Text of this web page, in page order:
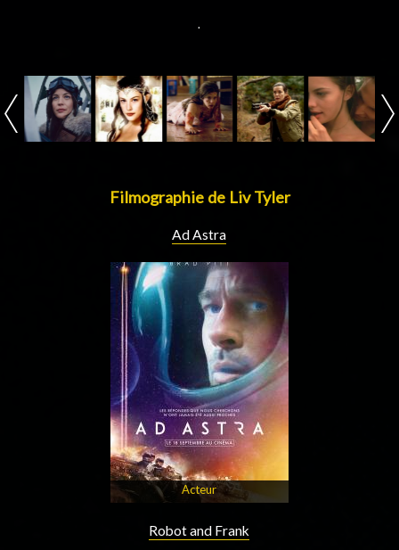
.
Filmographie de Liv Tyler
Ad Astra
Acteur
Robot and Frank